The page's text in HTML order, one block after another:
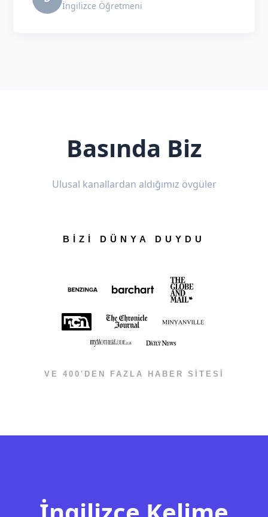
İngilizce Öğretmeni
Basında Biz
Ulusal kanallardan aldığımız övgüler
BİZİ DÜNYA DUYDU
VE 400'DEN FAZLA HABER SİTESİ